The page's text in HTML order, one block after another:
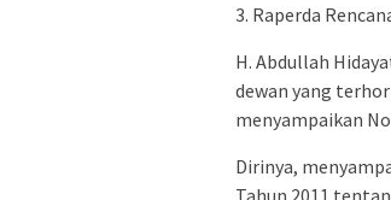
3. Raperda
H. Abdullah
dewan yang
menyampaikan
Dirinya,
Tahun 2011